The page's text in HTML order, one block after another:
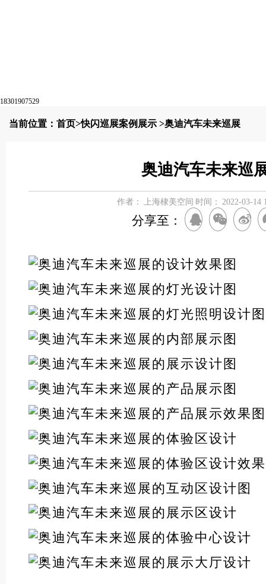
18301907529
当前位置： 首页>快闪巡展案例展示>奥迪汽车未来巡展
奥迪汽车未来巡
作者： 上海棣美空间 时间： 2022-03-14
分享至：